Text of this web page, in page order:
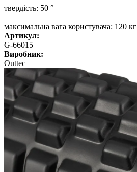
твердість: 50 °
максимальна вага користувача: 120 кг
Артикул:
G-66015
Виробник:
Outtec